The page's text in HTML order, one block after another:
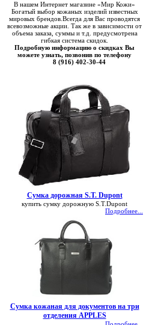
В нашем Интернет магазине «Мир Кожи»
Богатый выбор кожаных изделий известных
мировых брендов.Всегда для Вас проводятся
всевозможные акции. Так же в зависимости от
объема заказа, суммы и т.д. предусмотрена
гибкая система скидок.
Подробную информацию о скидках Вы
можете узнать, позвонив по телефону
8 (916) 402-30-44
Сумка дорожная S.T. Dupont
купить сумку дорожную S.T.Dupont
Подробнее...
Сумка кожаная для документов на три
отделения APPLES